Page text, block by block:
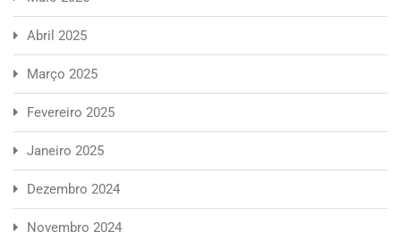
Abril 2025
Março 2025
Fevereiro 2025
Janeiro 2025
Dezembro 2024
Novembro 2024